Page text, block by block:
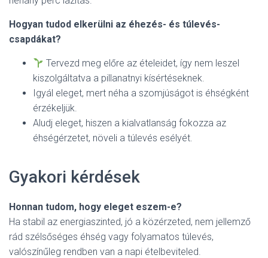
Hogyan tudod elkerülni az éhezés- és túlevés-
csapdákat?
Tervezd meg előre az ételeidet, így nem leszel
kiszolgáltatva a pillanatnyi kísértéseknek.
Igyál eleget, mert néha a szomjúságot is éhségként
érzékeljük.
Aludj eleget, hiszen a kialvatlanság fokozza az
éhségérzetet, növeli a túlevés esélyét.
Gyakori kérdések
Honnan tudom, hogy eleget eszem-e?
Ha stabil az energiaszinted, jó a közérzeted, nem jellemző
rád szélsőséges éhség vagy folyamatos túlevés,
valószínűleg rendben van a napi ételbeviteled.